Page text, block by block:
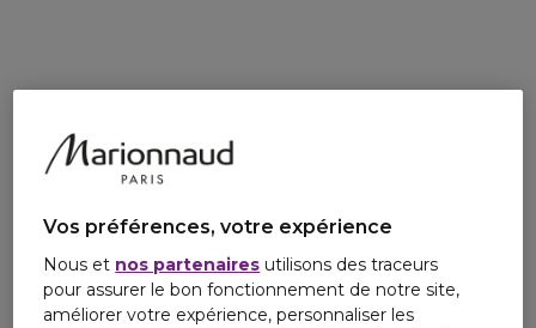
Vos préférences, votre expérience
Nous et nos partenaires utilisons des traceurs
pour assurer le bon fonctionnement de notre site,
améliorer votre expérience, personnaliser les